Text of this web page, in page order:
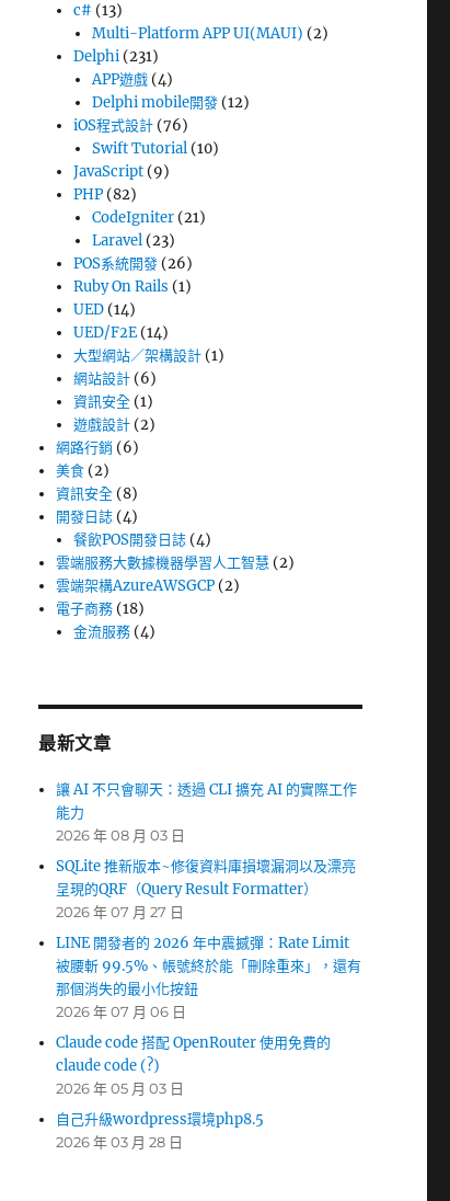
c# (13)
Multi-Platform APP UI(MAUI) (2)
Delphi (231)
APP遊戲(4)
Delphi mobile開發(12)
iOS程式設計 (76)
Swift Tutorial(10)
JavaScript (9)
PHP (82)
CodeIgniter(21)
Laravel(23)
POS系統開發 (26)
Ruby On Rails (1)
UED (14)
UED/F2E (14)
大型網站／架構設計 (1)
網站設計 (6)
資訊安全 (1)
遊戲設計 (2)
網路行銷 (6)
美食 (2)
資訊安全 (8)
開發日誌 (4)
餐飲POS開發日誌 (4)
雲端服務大數據機器學習人工智慧 (2)
雲端架構AzureAWSGCP (2)
電子商務 (18)
金流服務 (4)
最新文章
讓 AI 不只會聊天：透過 CLI 擴充 AI 的實際工作
能力
2026 年 08 月 03 日
SQLite 推新版本~修復資料庫損壞漏洞以及漂亮
呈現的QRF（Query Result Formatter）
2026 年 07 月 27 日
LINE 開發者的 2026 年中震撼彈：Rate Limit
被腰斬 99.5%、帳號終於能「刪除重來」，還有
那個消失的最小化按鈕
2026 年 07 月 06 日
Claude code 搭配 OpenRouter 使用免費的
claude code (?)
2026 年 05 月 03 日
自己升級wordpress環境php8.5
2026 年 03 月 28 日